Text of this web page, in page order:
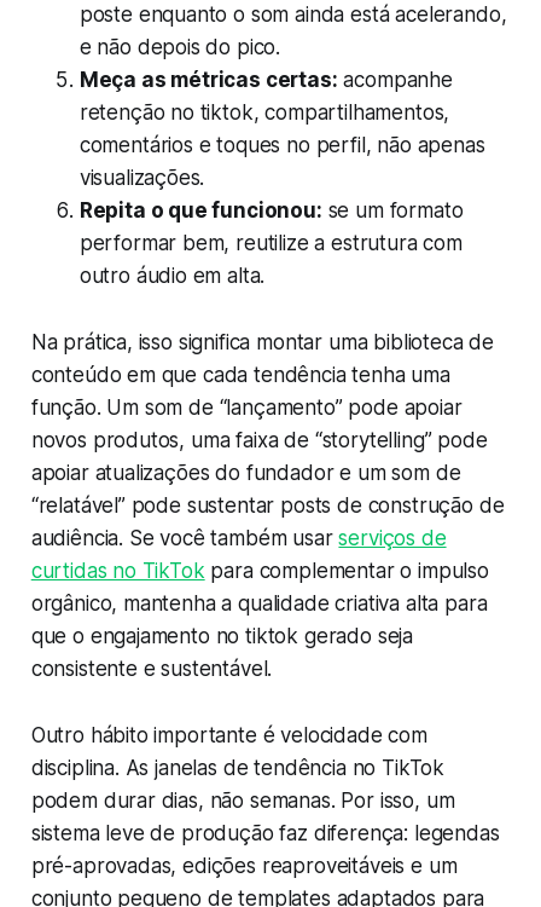
poste enquanto o som ainda está acelerando,
e não depois do pico.
Meça as métricas certas: acompanhe
retenção no tiktok, compartilhamentos,
comentários e toques no perfil, não apenas
visualizações.
Repita o que funcionou: se um formato
performar bem, reutilize a estrutura com
outro áudio em alta.
Na prática, isso significa montar uma biblioteca de
conteúdo em que cada tendência tenha uma
função. Um som de “lançamento” pode apoiar
novos produtos, uma faixa de “storytelling” pode
apoiar atualizações do fundador e um som de
“relatável” pode sustentar posts de construção de
audiência. Se você também usarserviços de
curtidas no TikTok para complementar o impulso
orgânico, mantenha a qualidade criativa alta para
que o engajamento no tiktok gerado seja
consistente e sustentável.
Outro hábito importante é velocidade com
disciplina. As janelas de tendência no TikTok
podem durar dias, não semanas. Por isso, um
sistema leve de produção faz diferença: legendas
pré-aprovadas, edições reaproveitáveis e um
conjunto pequeno de templates adaptados para